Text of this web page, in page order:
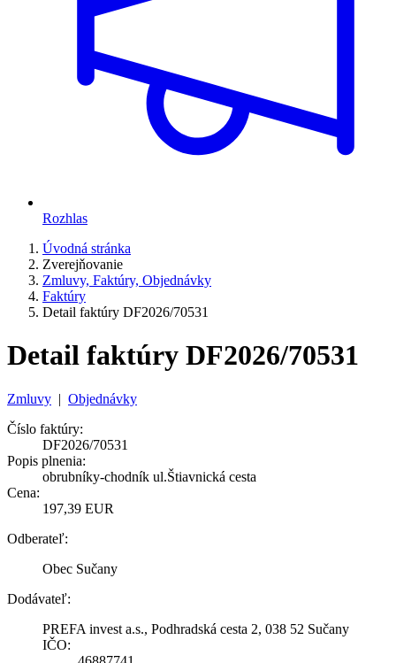
Rozhlas
Úvodná stránka
Zverejňovanie
Zmluvy, Faktúry, Objednávky
Faktúry
Detail faktúry DF2026/70531
Detail faktúry DF2026/70531
Zmluvy | Objednávky
Číslo faktúry:
DF2026/70531
Popis plnenia:
obrubníky-chodník ul.Štiavnická cesta
Cena:
197,39 EUR
Odberateľ:
Obec Sučany
Dodávateľ:
PREFA invest a.s., Podhradská cesta 2, 038 52 Sučany
IČO: